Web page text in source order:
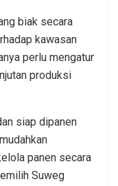
biak secara
kawasan
perlu mengatur
produksi
siap dipanen
panen secara
Suweg